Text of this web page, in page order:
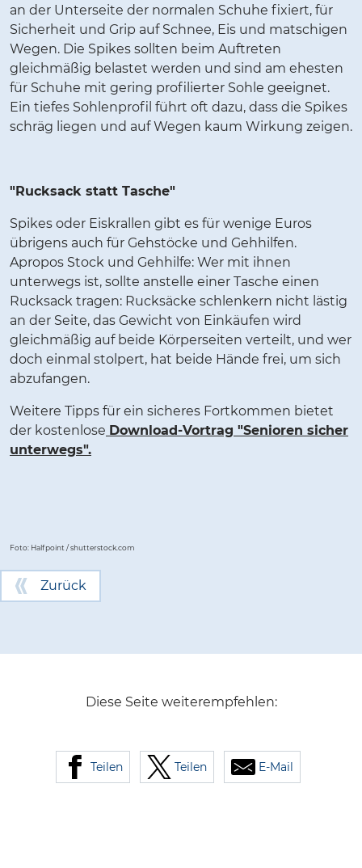
an der Unterseite der normalen Schuhe fixiert, für
Sicherheit und Grip auf Schnee, Eis und matschigen
Wegen. Die Spikes sollten beim Auftreten
gleichmäßig belastet werden und sind am ehesten
für Schuhe mit gering profilierter Sohle geeignet.
Ein tiefes Sohlenprofil führt oft dazu, dass die Spikes
schräg liegen und auf Wegen kaum Wirkung zeigen.
"Rucksack statt Tasche"
Spikes oder Eiskrallen gibt es für wenige Euros
übrigens auch für Gehstöcke und Gehhilfen.
Apropos Stock und Gehhilfe: Wer mit ihnen
unterwegs ist, sollte anstelle einer Tasche einen
Rucksack tragen: Rucksäcke schlenkern nicht lästig
an der Seite, das Gewicht von Einkäufen wird
gleichmäßig auf beide Körperseiten verteilt, und wer
doch einmal stolpert, hat beide Hände frei, um sich
abzufangen.
Weitere Tipps für ein sicheres Fortkommen bietet
der kostenlose Download-Vortrag "Senioren sicher
unterwegs".
Foto: Halfpoint / shutterstock.com
Zurück
Diese Seite weiterempfehlen:
Teilen Teilen E-Mail